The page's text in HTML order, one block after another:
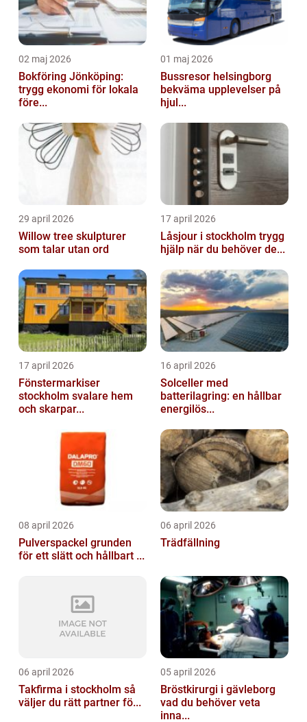
02 maj 2026
Bokföring Jönköping:
trygg ekonomi för lokala
före...
01 maj 2026
Bussresor helsingborg
bekväma upplevelser på
hjul...
29 april 2026
Willow tree skulpturer
som talar utan ord
17 april 2026
Låsjour i stockholm trygg
hjälp när du behöver de...
17 april 2026
Fönstermarkiser
stockholm svalare hem
och skarpar...
16 april 2026
Solceller med
batterilagring: en hållbar
energilös...
08 april 2026
Pulverspackel grunden
för ett slätt och hållbart ...
06 april 2026
Trädfällning
06 april 2026
Takfirma i stockholm så
väljer du rätt partner fö...
05 april 2026
Bröstkirurgi i gävleborg
vad du behöver veta
inna...